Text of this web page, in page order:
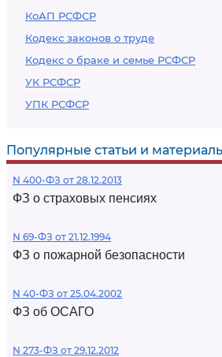
КоАП РСФСР
Кодекс законов о труде
Кодекс о браке и семье РСФСР
УК РСФСР
УПК РСФСР
Популярные статьи и
N 400-ФЗ от 28.12.2013
ФЗ о страховых пенсиях
N 69-ФЗ от 21.12.1994
ФЗ о пожарной безопасности
N 40-ФЗ от 25.04.2002
ФЗ об ОСАГО
N 273-ФЗ от 29.12.2012